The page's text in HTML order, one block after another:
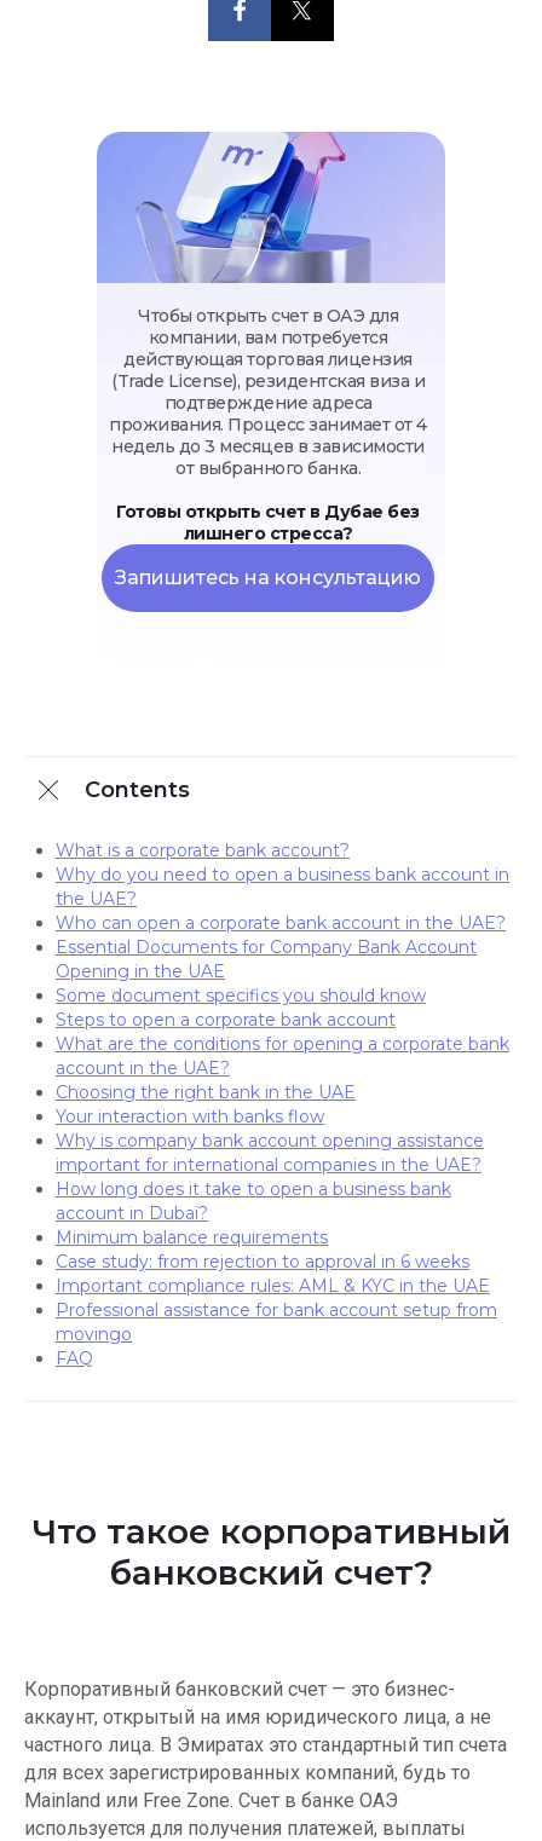
Чтобы открыть счет в ОАЭ для
компании, вам потребуется
действующая торговая лицензия
(Trade License), резидентская виза и
подтверждение адреса
проживания. Процесс занимает от 4
недель до 3 месяцев в зависимости
от выбранного банка.
Готовы открыть счет в Дубае без
лишнего стресса?
Запишитесь на консультацию
Contents
What is a corporate bank account?
Why do you need to open a business bank account in
the UAE?
Who can open a corporate bank account in the UAE?
Essential Documents for Company Bank Account
Opening in the UAE
Some document specifics you should know
Steps to open a corporate bank account
What are the conditions for opening a corporate bank
account in the UAE?
Choosing the right bank in the UAE
Your interaction with banks flow
Why is company bank account opening assistance
important for international companies in the UAE?
How long does it take to open a business bank
account in Dubai?
Minimum balance requirements
Case study: from rejection to approval in 6 weeks
Important compliance rules: AML & KYC in the UAE
Professional assistance for bank account setup from
movingo
FAQ
Что такое корпоративный
банковский счет?
Корпоративный банковский счет — это бизнес-
аккаунт, открытый на имя юридического лица, а не
частного лица. В Эмиратах это стандартный тип счета
для всех зарегистрированных компаний, будь то
Mainland или Free Zone. Счет в банке ОАЭ
используется для получения платежей, выплаты